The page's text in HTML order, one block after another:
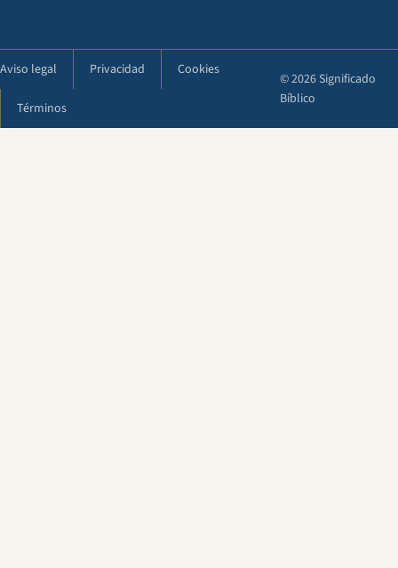
Aviso legal Privacidad Cookies
Términos
© 2026 Significado
Bíblico